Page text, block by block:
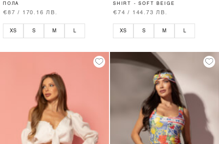
ПОЛА
€87 / 170.16 ЛВ.
XS S M L
SHIRT - SOFT BEIGE
€74 / 144.73 ЛВ.
XS S M L